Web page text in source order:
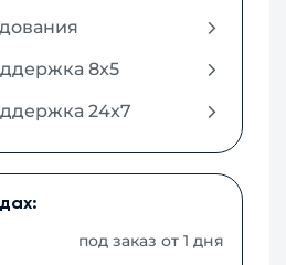
8x5
24x7
под заказ от 1 дня